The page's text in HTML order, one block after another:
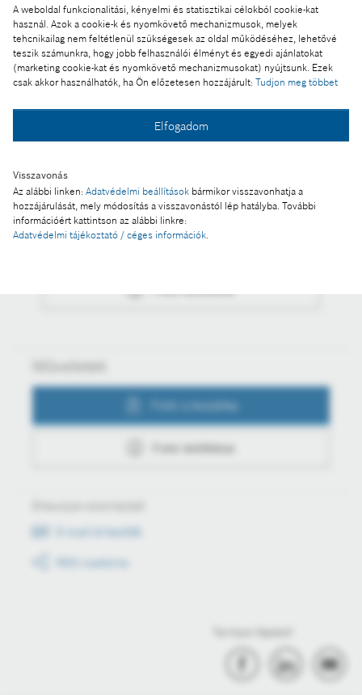
A weboldal funkcionalitási, kényelmi és statisztikai célokból cookie-kat
használ. Azok a cookie-k és nyomkövető mechanizmusok, melyek
tehcnikailag nem feltétlenül szükségesek az oldal működéséhez, lehetővé
teszik számunkra, hogy jobb felhasználói élményt és egyedi ajánlatokat
(marketing cookie-kat és nyomkövető mechanizmusokat) nyújtsunk. Ezek
csak akkor használhatók, ha Ön előzetesen hozzájárult: Tudjon meg többet
Elfogadom
Visszavonás
Az alábbi linken: Adatvédelmi beállítások bármikor visszavonhatja a
hozzájárulását, mely módosítás a visszavonástól lép hatályba. További
információért kattintson az alábbi linkre:
Adatvédelmi tájékoztató / céges információk.
Dr. Szászi István, a Bosch csoport vezetője
Magyarországon és az Adria régióban
A kép "Forrás: Bosch" megjelöléssel a sajtó
számára díjmentesen felhasználható.
Ennek a sajtóközleménynek a része:
Gábor Dénes-díjjal ismerték el a magyarországi
Fotó a kosárba
Műveletek
Fotó a kosárba
Fotó letöltése
E-mail értesítők
RSS csatorna